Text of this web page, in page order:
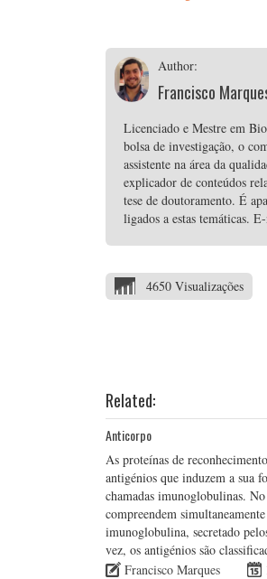
Author:
Francisco
Licenciado e Mestre em
bolsa de investigação, o
assistente na área da
explicador de conteúdos
tese de doutoramento. É
ligados a estas temáticas.
4650 Visualizações
Related:
Anticorpo
As proteínas de
antigénios que induzem a sua
chamadas imunoglobulinas.
compreendem
imunoglobulina, secretado
vez, os antigénios são
Francisco Marques